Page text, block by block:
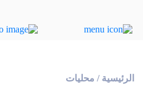
الرئيسية / محليات